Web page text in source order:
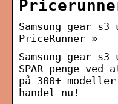
Samsung gear s3
PriceRunner »
Samsung gear
SPAR penge ved
på 300+
handel nu!